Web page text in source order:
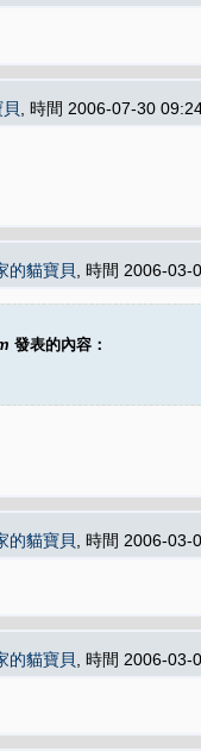
, 時間 2006-07-30
的貓寶貝 , 時間 2006-
發表的內容：
的貓寶貝
, 時間 2006-
的貓寶貝
, 時間 2006-